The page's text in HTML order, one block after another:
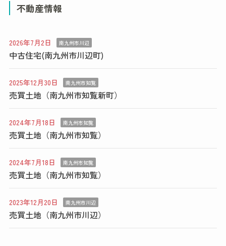
不動産情報
2026年7月2日 南九州市川辺
中古住宅(南九州市川辺町)
2025年12月30日 南九州市知覧
売買土地（南九州市知覧新町）
2024年7月18日 南九州市知覧
売買土地（南九州市知覧）
2024年7月18日 南九州市知覧
売買土地（南九州市知覧）
2023年12月20日 南九州市川辺
売買土地（南九州市川辺）